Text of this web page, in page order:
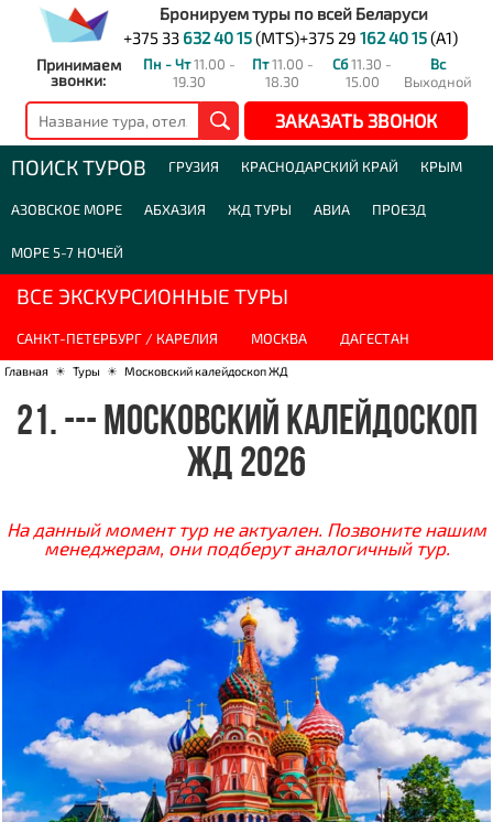
Бронируем туры по всей Беларуси
+375 33 632 40 15(MTS)+375 29 162 40 15(A1)
Принимаем
звонки:
Пн - Чт11.00 -
19.30
Пт11.00 -
18.30
Сб11.30 -
15.00
Вс
Выходной
ЗАКАЗАТЬ ЗВОНОК
ПОИСК ТУРОВ ГРУЗИЯ КРАСНОДАРСКИЙ КРАЙ КРЫМ
АЗОВСКОЕ МОРЕ АБХАЗИЯ ЖД ТУРЫ АВИА ПРОЕЗД
МОРЕ 5-7 НОЧЕЙ
ВСЕ ЭКСКУРСИОННЫЕ ТУРЫ
САНКТ-ПЕТЕРБУРГ / КАРЕЛИЯ МОСКВА ДАГЕСТАН
Главная ☀ Туры ☀ Московский калейдоскоп ЖД
21. --- МОСКОВСКИЙ КАЛЕЙДОСКОП
ЖД 2026
На данный момент тур не актуален. Позвоните нашим
менеджерам, они подберут аналогичный тур.